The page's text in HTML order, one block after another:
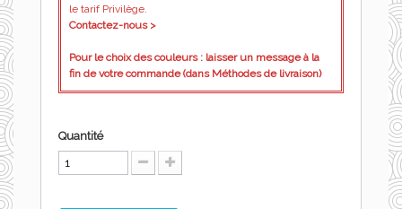
le tarif Privilège.
Contactez-nous >
Pour le choix des couleurs : laisser un message à la
fin de votre commande (dans Méthodes de livraison)
Quantité